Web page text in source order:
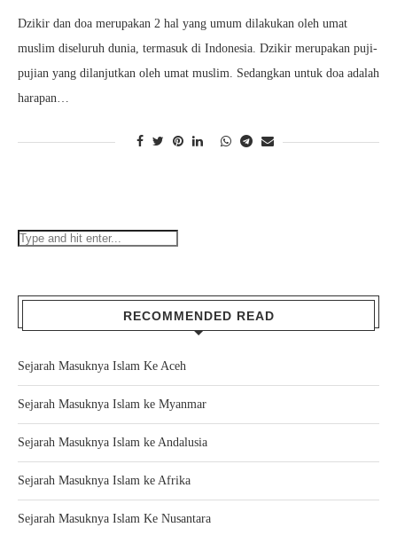
Dzikir dan doa merupakan 2 hal yang umum dilakukan oleh umat
muslim diseluruh dunia, termasuk di Indonesia. Dzikir merupakan puji-
pujian yang dilanjutkan oleh umat muslim. Sedangkan untuk doa adalah
harapan…
RECOMMENDED READ
Sejarah Masuknya Islam Ke Aceh
Sejarah Masuknya Islam ke Myanmar
Sejarah Masuknya Islam ke Andalusia
Sejarah Masuknya Islam ke Afrika
Sejarah Masuknya Islam Ke Nusantara